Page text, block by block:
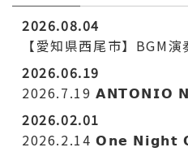
2026.08.04
【愛知県西尾市】BGM
2026.06.19
2026.7.19 𝗔𝗡𝗧𝗢𝗡𝗜𝗢
2026.02.01
2026.2.14 𝗢𝗻𝗲